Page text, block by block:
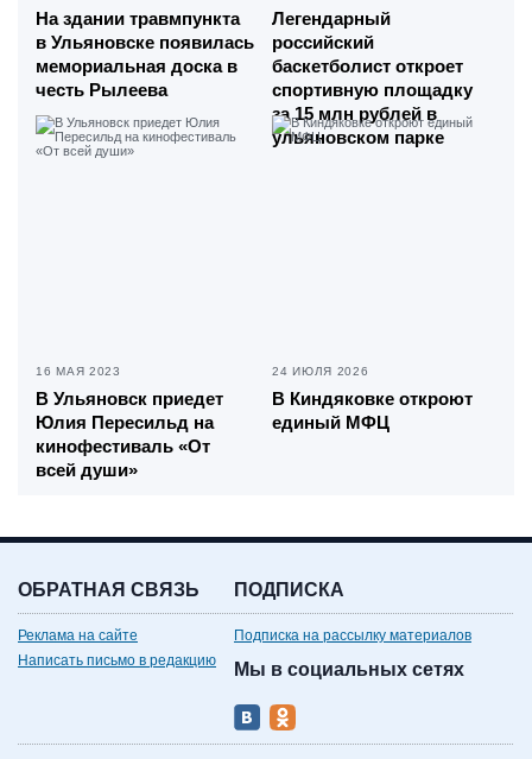
На здании травмпункта
в Ульяновске появилась
мемориальная доска в
честь Рылеева
Легендарный
российский
баскетболист откроет
спортивную площадку
за 15 млн рублей в
ульяновском парке
16 МАЯ 2023
В Ульяновск приедет
Юлия Пересильд на
кинофестиваль «От
всей души»
24 ИЮЛЯ 2026
В Киндяковке откроют
единый МФЦ
ОБРАТНАЯ СВЯЗЬ
Реклама на сайте
Написать письмо в редакцию
ПОДПИСКА
Подписка на рассылку материалов
Мы в социальных сетях